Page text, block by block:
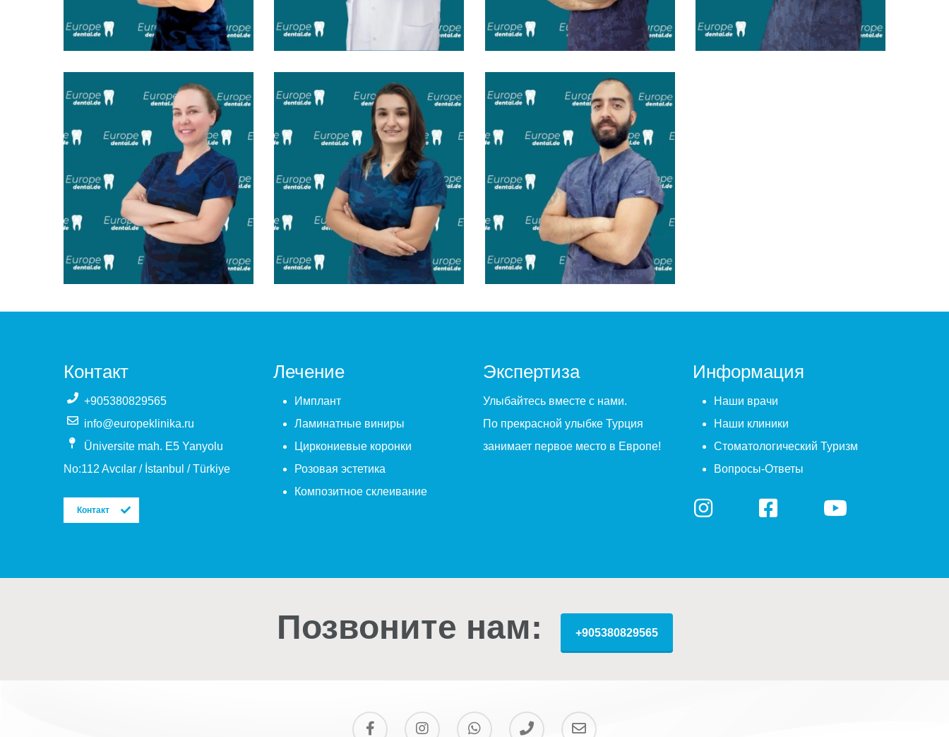
Dt. Menekşe Urcan Dr. Mete Yurtseven
Prosthetics Specialist
Doc. Dr. Nafi Onur
Periodontology Specialist
Doc. Dr. Sinem
Implantology
Dr. Özge Özdal Dr. Bahadır Kırali
Контакт
+905380829565
info@europeklinika.ru
Üniversite mah. E5 Yanyolu
No:112 Avcılar / İstanbul / Türkiye
Контакт
Лечение
Имплант
Ламинатные виниры
Циркониевые коронки
Розовая эстетика
Композитное склеивание
Экспертиза
Улыбайтесь вместе с нами.
По прекрасной улыбке Турция
занимает первое место в Европе!
Информация
Наши врачи
Наши клиники
Стоматологический Туризм
Вопросы-Ответы
Позвоните нам: +905380829565